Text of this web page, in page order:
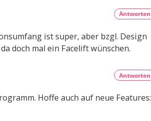
ist super, aber bzgl. Design
doch mal ein Facelift wünschen.
Antworten
Hoffe auch auf neue Features:
Antworten